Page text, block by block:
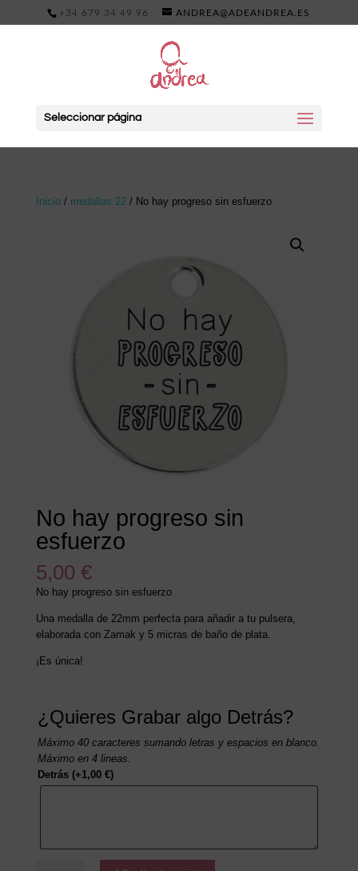
+34 679 34 49 96 ANDREA@ADEANDREA.ES
Seleccionar página
Inicio/ medallas 22/ No hay progreso sin esfuerzo
No hay progreso sin
esfuerzo
5,00 €
No hay progreso sin esfuerzo
Una medalla de 22mm perfecta para añadir a tu pulsera,
elaborada con Zamak y 5 micras de baño de plata.
¡Es única!
¿Quieres Grabar algo Detrás?
Máximo 40 caracteres sumando letras y espacios en blanco.
Máximo en 4 lineas.
Detrás (+1,00 €)